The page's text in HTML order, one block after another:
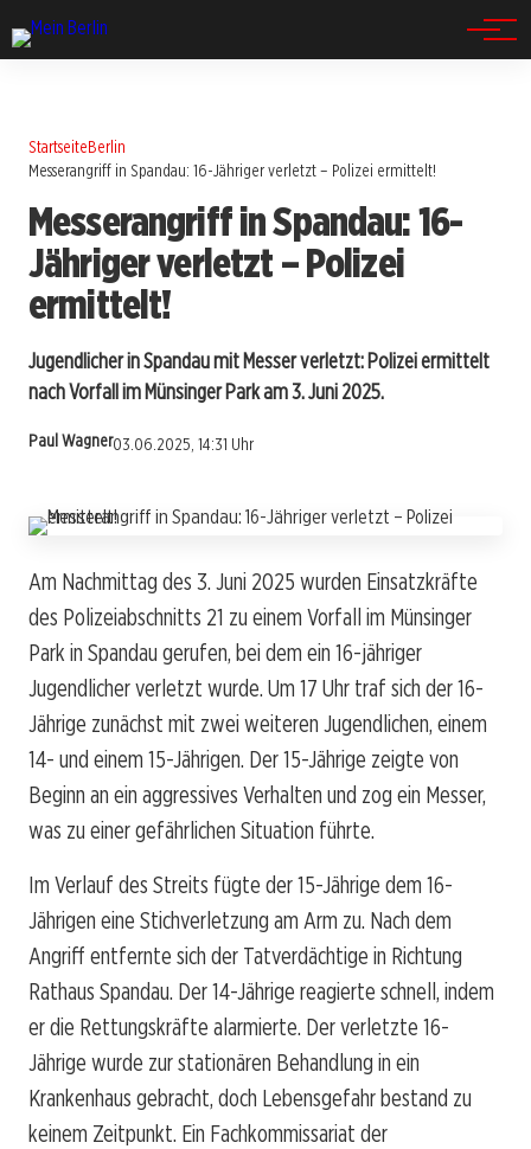
StartseiteBerlin
Messerangriff in Spandau: 16-Jähriger verletzt – Polizei ermittelt!
Messerangriff in Spandau: 16-
Jähriger verletzt – Polizei
ermittelt!
Jugendlicher in Spandau mit Messer verletzt: Polizei ermittelt
nach Vorfall im Münsinger Park am 3. Juni 2025.
Paul Wagner03.06.2025, 14:31 Uhr
Am Nachmittag des 3. Juni 2025 wurden Einsatzkräfte
des Polizeiabschnitts 21 zu einem Vorfall im Münsinger
Park in Spandau gerufen, bei dem ein 16-jähriger
Jugendlicher verletzt wurde. Um 17 Uhr traf sich der 16-
Jährige zunächst mit zwei weiteren Jugendlichen, einem
14- und einem 15-Jährigen. Der 15-Jährige zeigte von
Beginn an ein aggressives Verhalten und zog ein Messer,
was zu einer gefährlichen Situation führte.
Im Verlauf des Streits fügte der 15-Jährige dem 16-
Jährigen eine Stichverletzung am Arm zu. Nach dem
Angriff entfernte sich der Tatverdächtige in Richtung
Rathaus Spandau. Der 14-Jährige reagierte schnell, indem
er die Rettungskräfte alarmierte. Der verletzte 16-
Jährige wurde zur stationären Behandlung in ein
Krankenhaus gebracht, doch Lebensgefahr bestand zu
keinem Zeitpunkt. Ein Fachkommissariat der